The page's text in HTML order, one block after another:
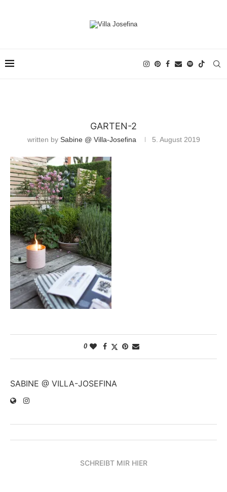
GARTEN-2
written by Sabine @ Villa-Josefina 5. August 2019
0
SABINE @ VILLA-JOSEFINA
SCHREIBT MIR HIER